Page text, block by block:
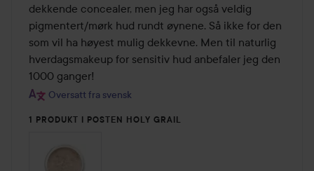
dekkende concealer, men jeg har også veldig
pigmentert/mørk hud rundt øynene. Så ikke for den
som vil ha høyest mulig dekkevne. Men til naturlig
hverdagsmakeup for sensitiv hud anbefaler jeg den
1000 ganger!
Oversatt fra svensk
1 PRODUKT I POSTEN HOLY GRAIL